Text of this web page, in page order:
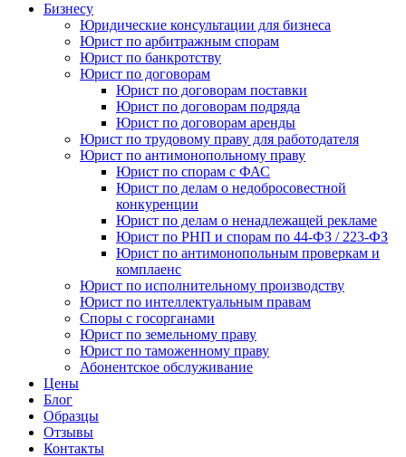
Бизнесу
Юридические консультации для бизнеса
Юрист по арбитражным спорам
Юрист по банкротству
Юрист по договорам
Юрист по договорам поставки
Юрист по договорам подряда
Юрист по договорам аренды
Юрист по трудовому праву для работодателя
Юрист по антимонопольному праву
Юрист по спорам с ФАС
Юрист по делам о недобросовестной
конкуренции
Юрист по делам о ненадлежащей рекламе
Юрист по РНП и спорам по 44-ФЗ / 223-ФЗ
Юрист по антимонопольным проверкам и
комплаенс
Юрист по исполнительному производству
Юрист по интеллектуальным правам
Споры с госорганами
Юрист по земельному праву
Юрист по таможенному праву
Абонентское обслуживание
Цены
Блог
Образцы
Отзывы
Контакты